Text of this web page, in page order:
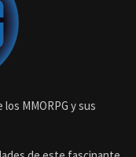
MMORPG y sus